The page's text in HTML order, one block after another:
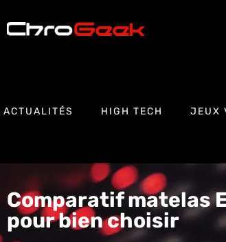
ACTUALITÉS HIGH TECH JEUX
Comparatif matelas
pour bien choisir